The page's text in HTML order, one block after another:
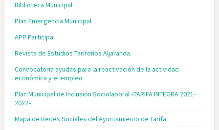
Biblioteca Municipal
Plan Emergencia Municipal
APP Participa
Revista de Estudios Tarifeños Aljaranda
Convocatoria ayudas para la reactivación de la actividad
económica y el empleo
Plan Municipal de Inclusión Sociolaboral «TARIFA INTEGRA 2021-
2022»
Mapa de Redes Sociales del Ayuntamiento de Tarifa